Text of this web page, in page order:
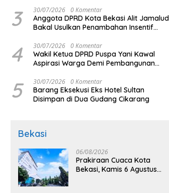
Meroket
Masyarakat
3 30/07/2026 0 Komentar
Anggota DPRD Kota Bekasi Alit
Bakal Usulkan Penambahan Insentif
4 30/07/2026 0 Komentar
Wakil Ketua DPRD Puspa Yani Kawal
Aspirasi Warga Demi Pembangunan
5 30/07/2026 0 Komentar
Barang Eksekusi Eks Hotel Sultan
Disimpan di Dua Gudang Cikarang
Bekasi
06/08/2026
Prakiraan Cuaca Kota
Bekasi, Kamis 6 Agustus